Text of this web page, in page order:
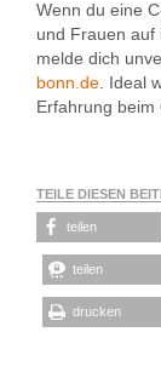
Wenn du eine
und Frauen auf
melde dich
bonn.de . Ideal
Erfahrung beim
TEILE DIESEN
teilen
teilen
drucken